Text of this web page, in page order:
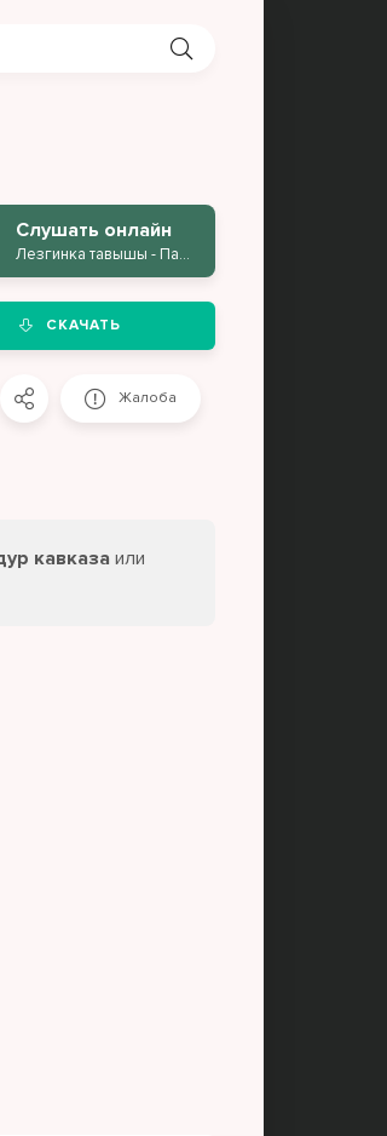
Слушать онлайн
Лезгинка тавышы - Пандур кавказа
СКАЧАТЬ
Жалоба
кавказа или